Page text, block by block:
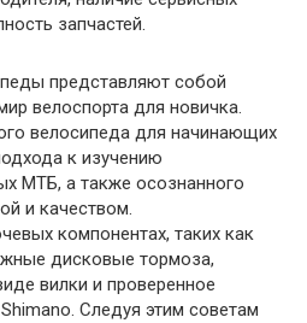
запчастей.
представляют собой
велоспорта для новичка.
велосипеда для начинающих
к изучению
МТБ, а также осознанного
и качеством.
компонентах, таких как
дисковые тормоза,
вилки и проверенное
Следуя этим советам